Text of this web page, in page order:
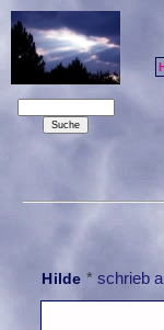
Hilde * schrieb